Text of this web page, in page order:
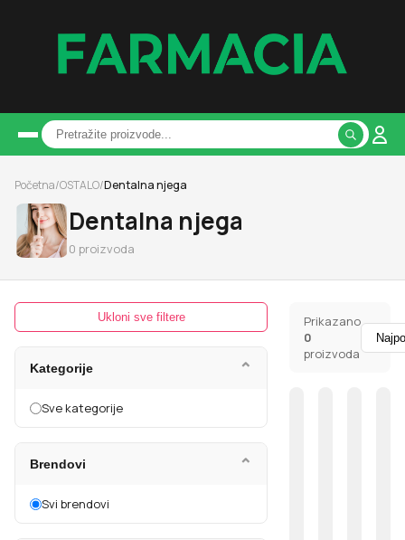
Početna/OSTALO/Dentalna njega
Dentalna njega
0 proizvoda
Ukloni sve filtere
Kategorije ⌄
Sve kategorije
Brendovi ⌄
Svi brendovi
Prikazano
0
proizvoda